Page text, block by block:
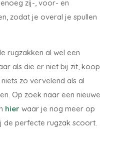
zij-, voor- en
zodat je overal je spullen
rugzakken al wel een
als die er niet bij zit, koop
zo vervelend als al
Op zoek naar een nieuwe
hier waar je nog meer op
de perfecte rugzak scoort.